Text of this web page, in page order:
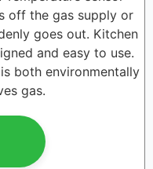
off the gas supply or
goes out. Kitchen
and easy to use.
both environmentally
gas.